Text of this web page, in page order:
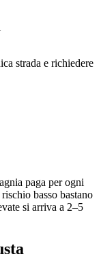
strada e richiedere
paga per ogni
basso bastano
si arriva a 2–5